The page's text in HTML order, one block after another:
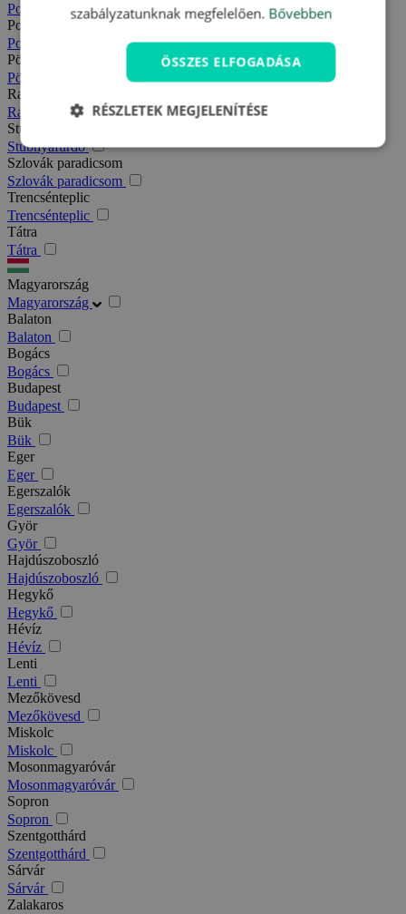
Podhajska
Pozsony
Pozsony
Pöstyén
Pöstyén
Rajecfürdő
Rajecfürdő
Stubnyafürdő
Stubnyafürdő
Szlovák paradicsom
Szlovák paradicsom
Trencsénteplic
Trencsénteplic
Tátra
Tátra
Magyarország
Magyarország
Balaton
Balaton
Bogács
Bogács
Budapest
Budapest
Bük
Bük
Eger
Eger
Egerszalók
Egerszalók
Györ
Györ
Hajdúszoboszló
Hajdúszoboszló
Hegykő
Hegykő
Hévíz
Hévíz
Lenti
Lenti
Mezőkövesd
Mezőkövesd
Miskolc
Miskolc
Mosonmagyaróvár
Mosonmagyaróvár
Sopron
Sopron
Szentgotthárd
Szentgotthárd
Sárvár
Sárvár
Zalakaros
szabályzatunknak megfelelően. Bővebben
ÖSSZES ELFOGADÁSA
RÉSZLETEK MEGJELENÍTÉSE